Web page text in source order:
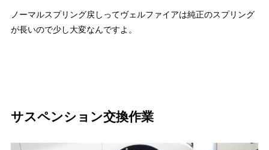
ノーマルスプリング戻しってヴェルファイアは純正のスプリング
が長いので少し大変なんですよ。
サスペンション交換作業